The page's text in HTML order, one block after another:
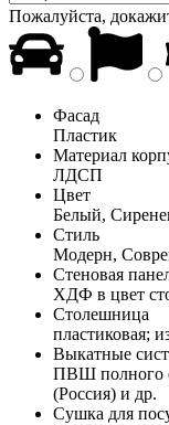
Пожалуйста,
Фасад
Пластик
Материал
ЛДСП
Цвет
Белый,
Стиль
Модерн,
Стеновая
ХДФ в цвет
Столешница
пластиковая;
Выкатные
ПВШ полного
(Россия) и др.
Сушка для